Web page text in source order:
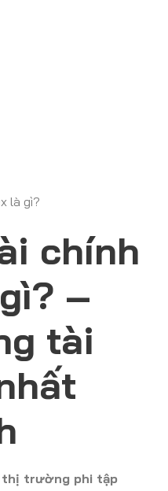
là gì?
chính
–
tài
thị trường phi tập